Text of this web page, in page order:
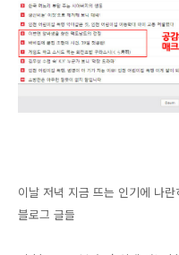
이날 저녁 지금 뜨는 인기에 나란
블로그 글들